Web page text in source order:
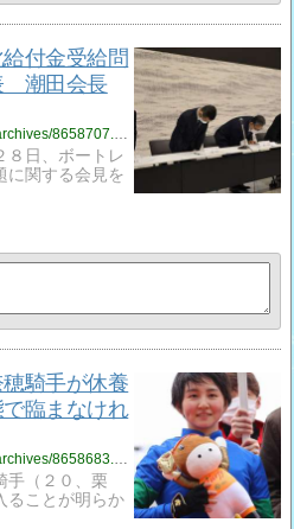
給付金受給問
潮田会長
http://tanigyannburu.livedoor.blog/archives/8658707.html
８日、ボートレ
に関する会見を
穂騎手が休養
臨まなけれ
http://tanigyannburu.livedoor.blog/archives/8658683.html
手（２０、栗
ることが明らか